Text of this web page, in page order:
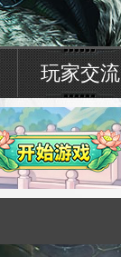
玩家交流